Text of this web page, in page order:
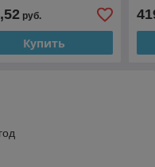
руб.
Купить